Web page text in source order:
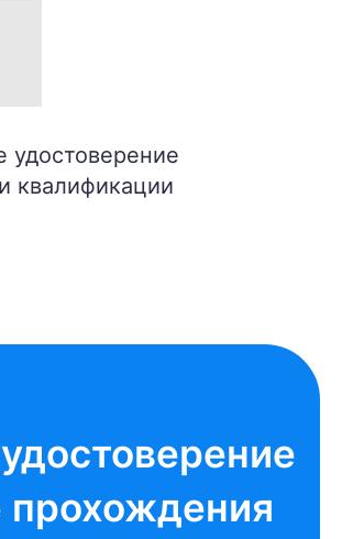
удостоверение
квалификации
прохождения